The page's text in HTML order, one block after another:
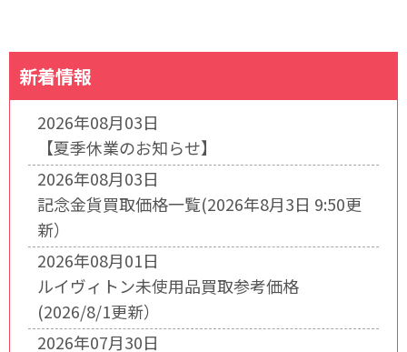
新着情報
2026年08月03日
【夏季休業のお知らせ】
2026年08月03日
記念金貨買取価格一覧(2026年8月3日 9:50更
新）
2026年08月01日
ルイヴィトン未使用品買取参考価格
(2026/8/1更新）
2026年07月30日